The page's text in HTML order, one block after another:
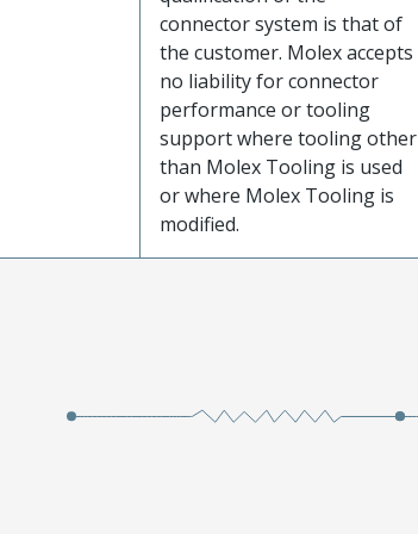
connector system is that of
the customer. Molex accepts
no liability for connector
performance or tooling
support where tooling other
than Molex Tooling is used
or where Molex Tooling is
modified.